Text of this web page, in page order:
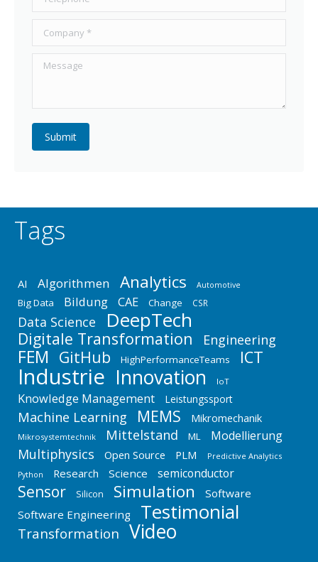
Company *
Message
Submit
Tags
AI Algorithmen Analytics Automotive
Big Data Bildung CAE Change CSR
Data Science DeepTech
Digitale Transformation Engineering
FEM GitHub HighPerformanceTeams ICT
Industrie Innovation IoT
Knowledge Management Leistungssport
Machine Learning MEMS Mikromechanik
Mikrosystemtechnik Mittelstand ML Modellierung
Multiphysics Open Source PLM Predictive Analytics
Python Research Science semiconductor
Sensor Silicon Simulation
Software
Software Engineering
Testimonial
Transformation Video